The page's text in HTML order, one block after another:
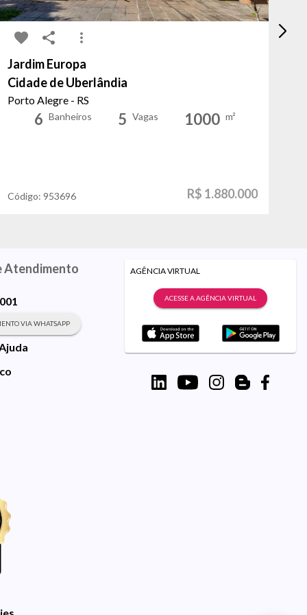
Jardim Europa
Cidade de Uberlândia
Porto Alegre - RS
6 Banheiros 5 Vagas 1000 m²
Código: 953696 R$ 1.880.000
Atendimento
VIA WHATSAPP
AGÊNCIA VIRTUAL
ACESSE A AGÊNCIA VIRTUAL